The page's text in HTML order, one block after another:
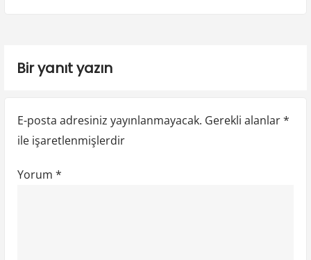
m
o
:
o
:
Bir yanıt yazın
E-posta adresiniz yayınlanmayacak. Gerekli alanlar*
ile işaretlenmişlerdir
Yorum *